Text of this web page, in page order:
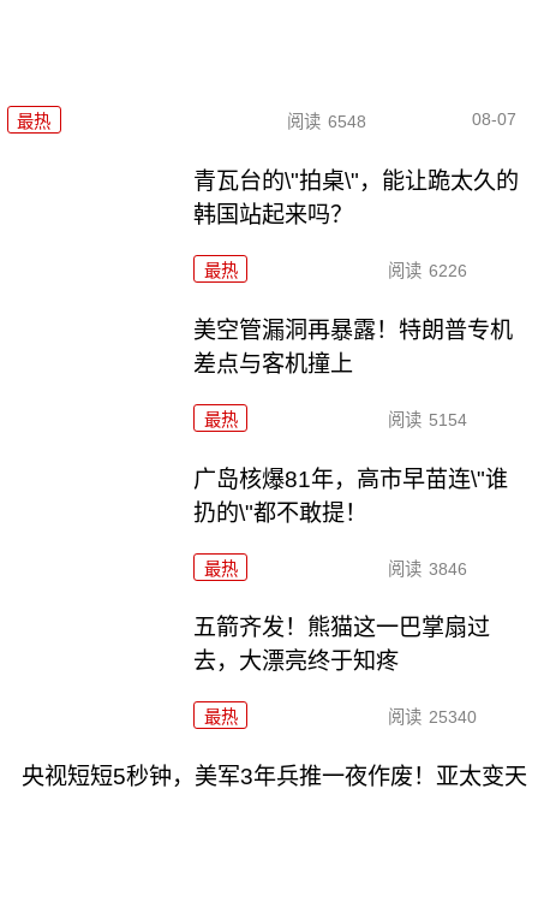
最热 阅读 6548 08-07
青瓦台的\"拍桌\"，能让跪太久的
韩国站起来吗？
最热 阅读 6226
美空管漏洞再暴露！特朗普专机
差点与客机撞上
最热 阅读 5154
广岛核爆81年，高市早苗连\"谁
扔的\"都不敢提！
最热 阅读 3846
五箭齐发！熊猫这一巴掌扇过
去，大漂亮终于知疼
最热 阅读 25340
央视短短5秒钟，美军3年兵推一夜作废！亚太变天